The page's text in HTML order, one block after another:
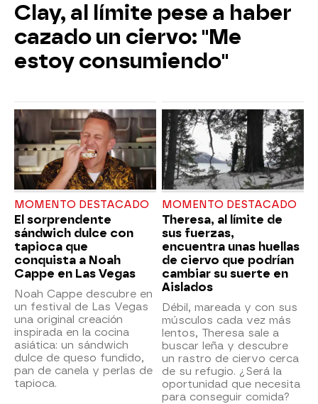
Clay, al límite pese a haber
cazado un ciervo: "Me
estoy consumiendo"
MOMENTO DESTACADO
El sorprendente
sándwich dulce con
tapioca que
conquista a Noah
Cappe en Las Vegas
Noah Cappe descubre en
un festival de Las Vegas
una original creación
inspirada en la cocina
asiática: un sándwich
dulce de queso fundido,
pan de canela y perlas de
tapioca.
MOMENTO DESTACADO
Theresa, al límite de
sus fuerzas,
encuentra unas huellas
de ciervo que podrían
cambiar su suerte en
Aislados
Débil, mareada y con sus
músculos cada vez más
lentos, Theresa sale a
buscar leña y descubre
un rastro de ciervo cerca
de su refugio. ¿Será la
oportunidad que necesita
para conseguir comida?